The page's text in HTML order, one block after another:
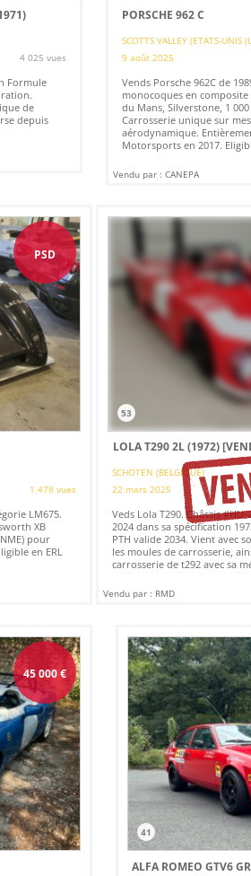
4 025 vues
Formule
de
depuis
PORSCHE 962 C
SCOTTS VALLEY (ETATS-UNIS
9 août 2025
Vends Porsche 962C de
monocoques en
du Mans, Silverstone, 1
Carrosserie unique sur
aérodynamique.
Motorsports en 2017.
Vendu par : CANEPA
PSD
1 478 vues
LM675.
XB
pour
en ERL
53
LOLA T290 2L (1972)
SCHOTEN (BELGIQUE)
22 mars 2025
Veds Lola T290. Châssis
2024 dans sa spécification
PTH valide 2034. Vient avec
les moules de carrosserie,
carrosserie de t292 avec sa
Vendu par : RMD
45 000€
41
ALFA ROMEO GTV6